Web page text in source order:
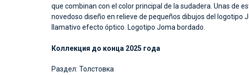
que combinan con el color principal de la sudadera. Unas de
novedoso diseño en relieve de pequeños dibujos del logotipo
llamativo efecto óptico. Logotipo Joma bordado.
Коллекция до конца 2025 года
Раздел: Толстовка